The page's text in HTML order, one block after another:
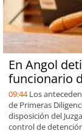
En Angol
funcionario
09:44 Los
de Primeras
disposición del
control de